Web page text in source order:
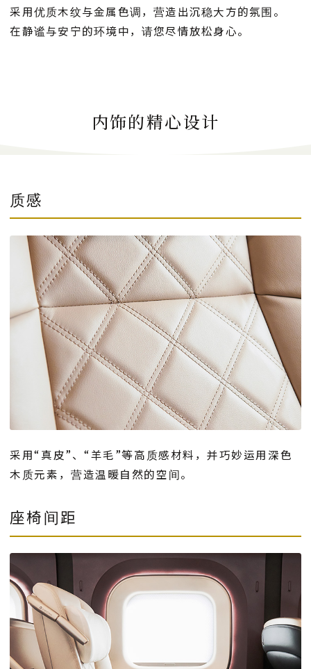
采用优质木纹与金属色调，营造出沉稳大方的氛围。
在静谧与安宁的环境中，请您尽情放松身心。
内饰的精心设计
质感
采用“真皮”、“羊毛”等高质感材料，并巧妙运用深色
木质元素，营造温暖自然的空间。
座椅间距